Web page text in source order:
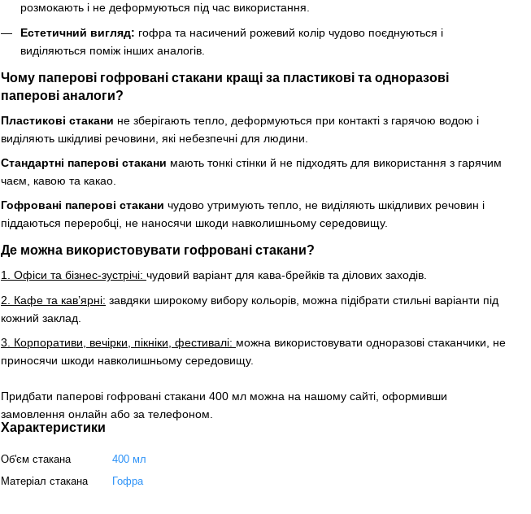
розмокають і не деформуються під час використання.
Естетичний вигляд: гофра та насичений рожевий колір чудово поєднуються і
виділяються поміж інших аналогів.
Чому паперові гофровані стакани кращі за пластикові та одноразові
паперові аналоги?
Пластикові стакани не зберігають тепло, деформуються при контакті з гарячою водою і
виділяють шкідливі речовини, які небезпечні для людини.
Стандартні паперові стакани мають тонкі стінки й не підходять для використання з гарячим
чаєм, кавою та какао.
Гофровані паперові стакани чудово утримують тепло, не виділяють шкідливих речовин і
піддаються переробці, не наносячи шкоди навколишньому середовищу.
Де можна використовувати гофровані стакани?
1. Офіси та бізнес-зустрічі: чудовий варіант для кава-брейків та ділових заходів.
2. Кафе та кав’ярні: завдяки широкому вибору кольорів, можна підібрати стильні варіанти під
кожний заклад.
3. Корпоративи, вечірки, пікніки, фестивалі: можна використовувати одноразові стаканчики, не
приносячи шкоди навколишньому середовищу.
Придбати паперові гофровані стакани 400 мл можна на нашому сайті, оформивши
замовлення онлайн або за телефоном.
Характеристики
Об'єм стакана
400 мл
Матеріал стакана
Гофра